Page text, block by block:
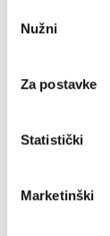
pristanka
Nužni
Za postavke
Statistički
Marketinški